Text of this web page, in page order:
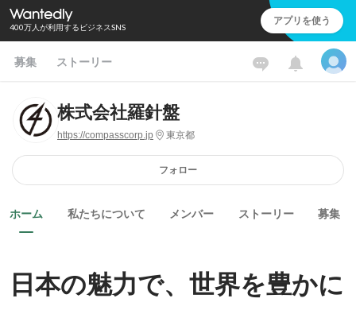
400万人が利用するビジネスSNS アプリを使う
募集 ストーリー
株式会社羅針盤
https://compasscorp.jp 東京都
フォロー
ホーム 私たちについて メンバー ストーリー 募集
日本の魅力で、世界を豊かに